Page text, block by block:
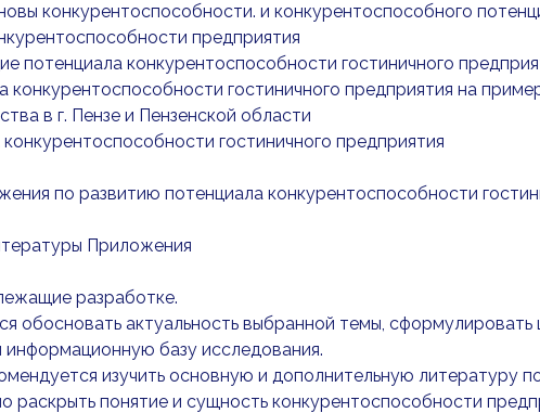
конкурентоспособности. и конкурентоспособного
предприятия
потенциала конкурентоспособности гостиничного
конкурентоспособности гостиничного предприятия на
в г. Пензе и Пензенской области
гостиничного предприятия
по развитию потенциала конкурентоспособности
Приложения
разработке.
обосновать актуальность выбранной темы, сформулировать
информационную базу исследования.
изучить основную и дополнительную литературу
раскрыть понятие и сущность конкурентоспособности